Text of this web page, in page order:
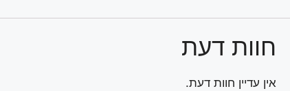
חוות דעת
אין עדיין חוות דעת.